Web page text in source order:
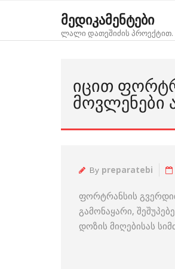
მედიკამენტები
ლალი დათეშიძის პროექტით.
ᲘᲪᲘᲗ
ᲛᲝᲕᲚᲔᲜᲔᲑᲘ
By preparatebi
ფორტრანსის
გამონაყარი,
დოზის მიღებისას